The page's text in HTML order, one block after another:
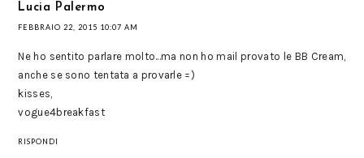
Lucia Palermo
FEBBRAIO 22, 2015 10:07 AM
Ne ho sentito parlare molto...ma non ho mail provato le BB Cream,
anche se sono tentata a provarle =)
kisses,
vogue4breakfast
RISPONDI